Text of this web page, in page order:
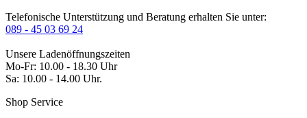
Telefonische Unterstützung und Beratung erhalten Sie unter:
089 - 45 03 69 24
Unsere Ladenöffnungszeiten
Mo-Fr: 10.00 - 18.30 Uhr
Sa: 10.00 - 14.00 Uhr.
Shop Service